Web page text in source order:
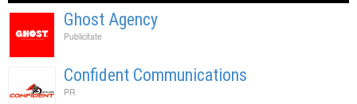
Ghost Agency
Publicitate
Confident Communications
PR